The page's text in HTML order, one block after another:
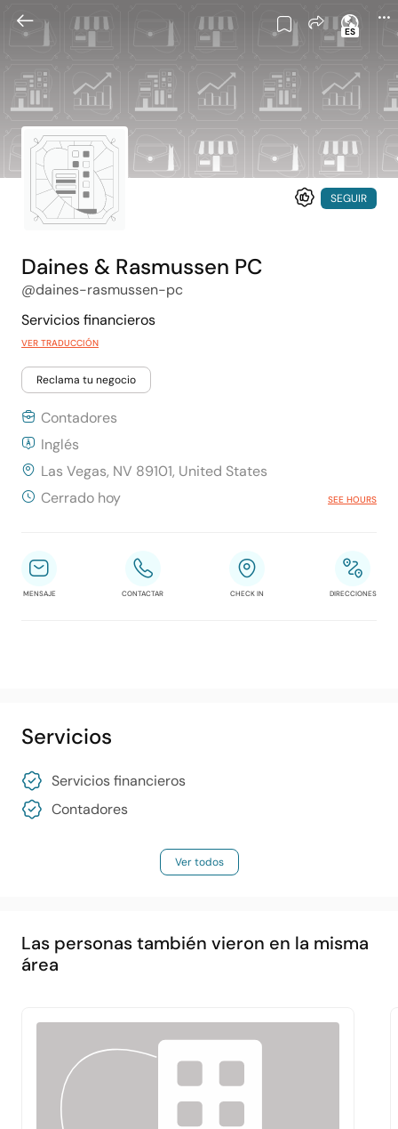
ES
SEGUIR
Daines & Rasmussen PC
@daines-rasmussen-pc
Servicios financieros
VER TRADUCCIÓN
Reclama tu negocio
Contadores
Inglés
Las Vegas, NV 89101, United States
Cerrado hoy
SEE HOURS
MENSAJE CONTACTAR CHECK IN DIRECCIONES
Servicios
Servicios financieros
Contadores
Ver todos
Las personas también vieron en la misma
área